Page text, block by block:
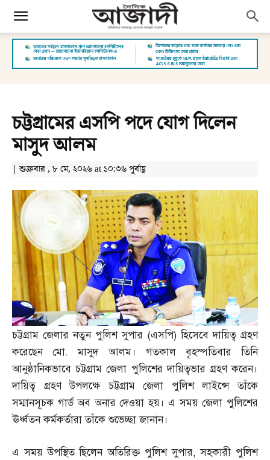
চট্টগ্রামের এসপি পদে যোগ দিলেন
মাসুদ আলম
| শুক্রবার , ৮ মে, ২০২৬ at ১০:৩৬ পূর্বাহ্ণ
চট্টগ্রাম জেলার নতুন পুলিশ সুপার (এসপি)হিসেবে দায়িত্ব গ্রহণ
করেছেন মো.মাসুদ আলম। গতকাল বৃহস্পতিবার তিনি
আনুষ্ঠানিকভাবে চট্টগ্রাম জেলা পুলিশের দায়িত্বভার গ্রহণ করেন।
দায়িত্ব গ্রহণ উপলক্ষে চট্টগ্রাম জেলা পুলিশ লাইন্সে তাঁকে
সম্মানসূচক গার্ড অব অনার দেওয়া হয়। এ সময় জেলা পুলিশের
ঊর্ধ্বতন কর্মকর্তারা তাঁকে শুভেচ্ছা জানান।
এ সময় উপস্থিত ছিলেন অতিরিক্ত পুলিশ সুপার,সহকারী পুলিশ